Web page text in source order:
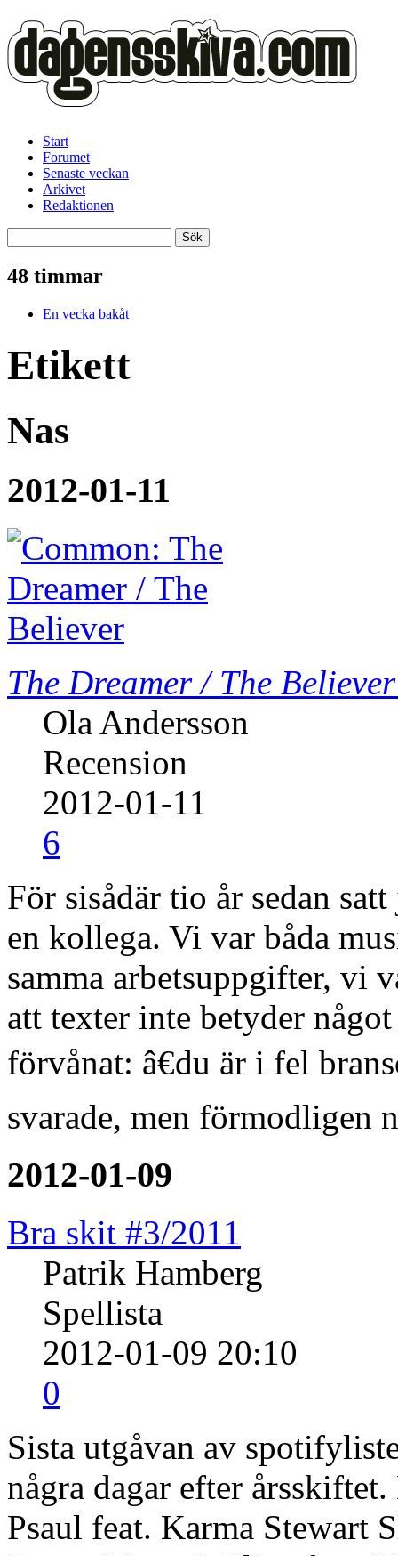
Start
Forumet
Senaste veckan
Arkivet
Redaktionen
48 timmar
En vecka bakåt
Etikett
Nas
2012-01-11
The Dreamer / The Believer
Ola Andersson
Recension
2012-01-11
6
För sisådär tio år sedan
en kollega. Vi var båda
samma arbetsuppgifter, vi
att texter inte betyder
förvånat: â€du är i fel
svarade, men
2012-01-09
Bra skit #3/2011
Patrik Hamberg
Spellista
2012-01-09 20:10
0
Sista utgåvan av
några dagar efter
Psaul feat. Karma Stewart